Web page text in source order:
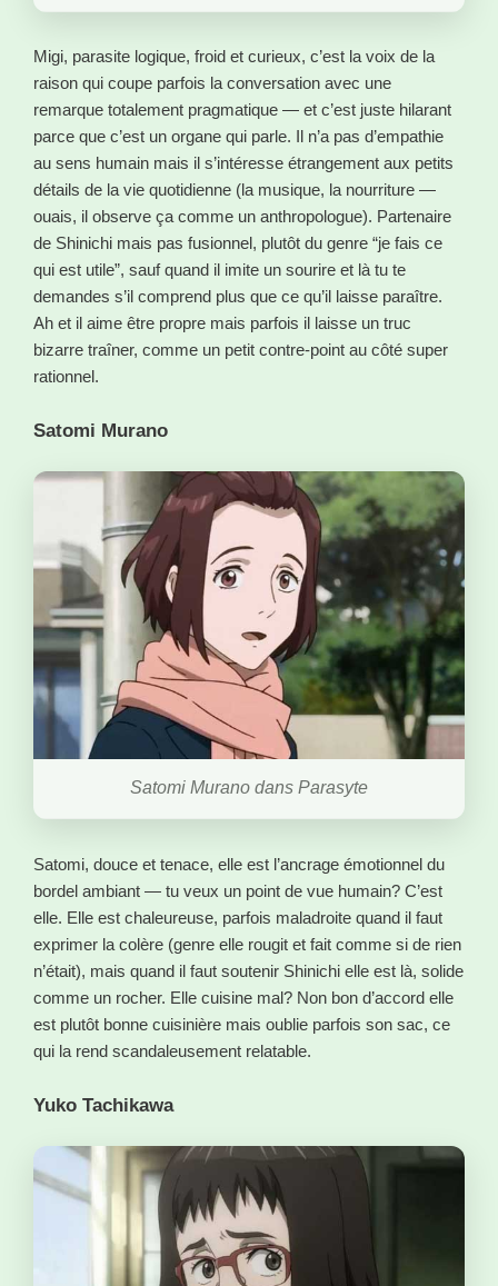
Migi, parasite logique, froid et curieux, c’est la voix de la
raison qui coupe parfois la conversation avec une
remarque totalement pragmatique — et c’est juste hilarant
parce que c’est un organe qui parle. Il n’a pas d’empathie
au sens humain mais il s’intéresse étrangement aux petits
détails de la vie quotidienne (la musique, la nourriture —
ouais, il observe ça comme un anthropologue). Partenaire
de Shinichi mais pas fusionnel, plutôt du genre “je fais ce
qui est utile”, sauf quand il imite un sourire et là tu te
demandes s’il comprend plus que ce qu’il laisse paraître.
Ah et il aime être propre mais parfois il laisse un truc
bizarre traîner, comme un petit contre-point au côté super
rationnel.
Satomi Murano
Satomi Murano dans Parasyte
Satomi, douce et tenace, elle est l’ancrage émotionnel du
bordel ambiant — tu veux un point de vue humain? C’est
elle. Elle est chaleureuse, parfois maladroite quand il faut
exprimer la colère (genre elle rougit et fait comme si de rien
n’était), mais quand il faut soutenir Shinichi elle est là, solide
comme un rocher. Elle cuisine mal? Non bon d’accord elle
est plutôt bonne cuisinière mais oublie parfois son sac, ce
qui la rend scandaleusement relatable.
Yuko Tachikawa